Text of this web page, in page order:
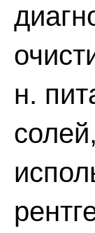
н.